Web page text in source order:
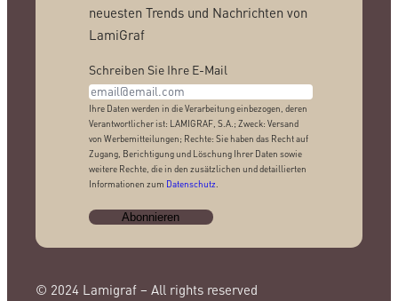
neuesten Trends und Nachrichten von
LamiGraf
Schreiben Sie Ihre E-Mail
Ihre Daten werden in die Verarbeitung einbezogen, deren
Verantwortlicher ist: LAMIGRAF, S.A.; Zweck: Versand
von Werbemitteilungen; Rechte: Sie haben das Recht auf
Zugang, Berichtigung und Löschung Ihrer Daten sowie
weitere Rechte, die in den zusätzlichen und detaillierten
Informationen zum Datenschutz
© 2024 Lamigraf – All rights reserved